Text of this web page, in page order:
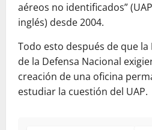
aéreos no identificados”
inglés) desde 2004.
Todo esto después de que
de la Defensa Nacional
creación de una oficina
estudiar la cuestión del UAP.